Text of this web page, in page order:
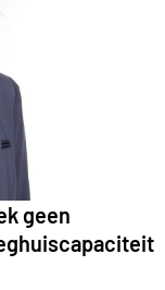
geen